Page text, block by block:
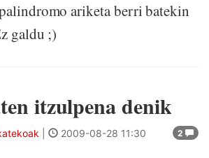
ariketa berri batekin
galdu ;)
itzulpena denik
2
2009-08-28 11:30